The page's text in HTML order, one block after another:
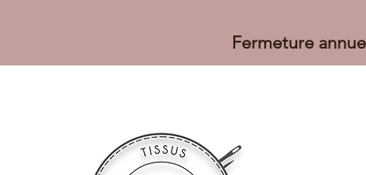
Fermeture